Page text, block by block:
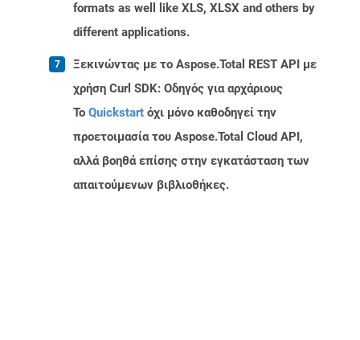
formats as well like XLS, XLSX and others by
different applications.
Ξεκινώντας με το Aspose.Total REST API με
χρήση Curl SDK: Οδηγός για αρχάριους
Το Quickstart όχι μόνο καθοδηγεί την
προετοιμασία του Aspose.Total Cloud API,
αλλά βοηθά επίσης στην εγκατάσταση των
απαιτούμενων βιβλιοθήκες.